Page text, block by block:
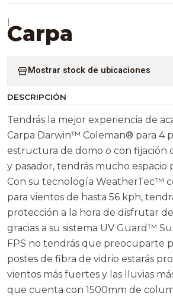
|Carpa
Mostrar stock de ubicaciones
DESCRIPCIÓN
Tendrás la mejor experiencia de
Carpa Darwin™ Coleman® para 4
estructura de domo o con fijación
y pasador, tendrás mucho espacio
Con su tecnología WeatherTec™
para vientos de hasta 56 kph,
protección a la hora de disfrutar
gracias a su sistema UV Guard™
FPS no tendrás que preocuparte
postes de fibra de vidrio estarás
vientos más fuertes y las lluvias
que cuenta con 1500mm de